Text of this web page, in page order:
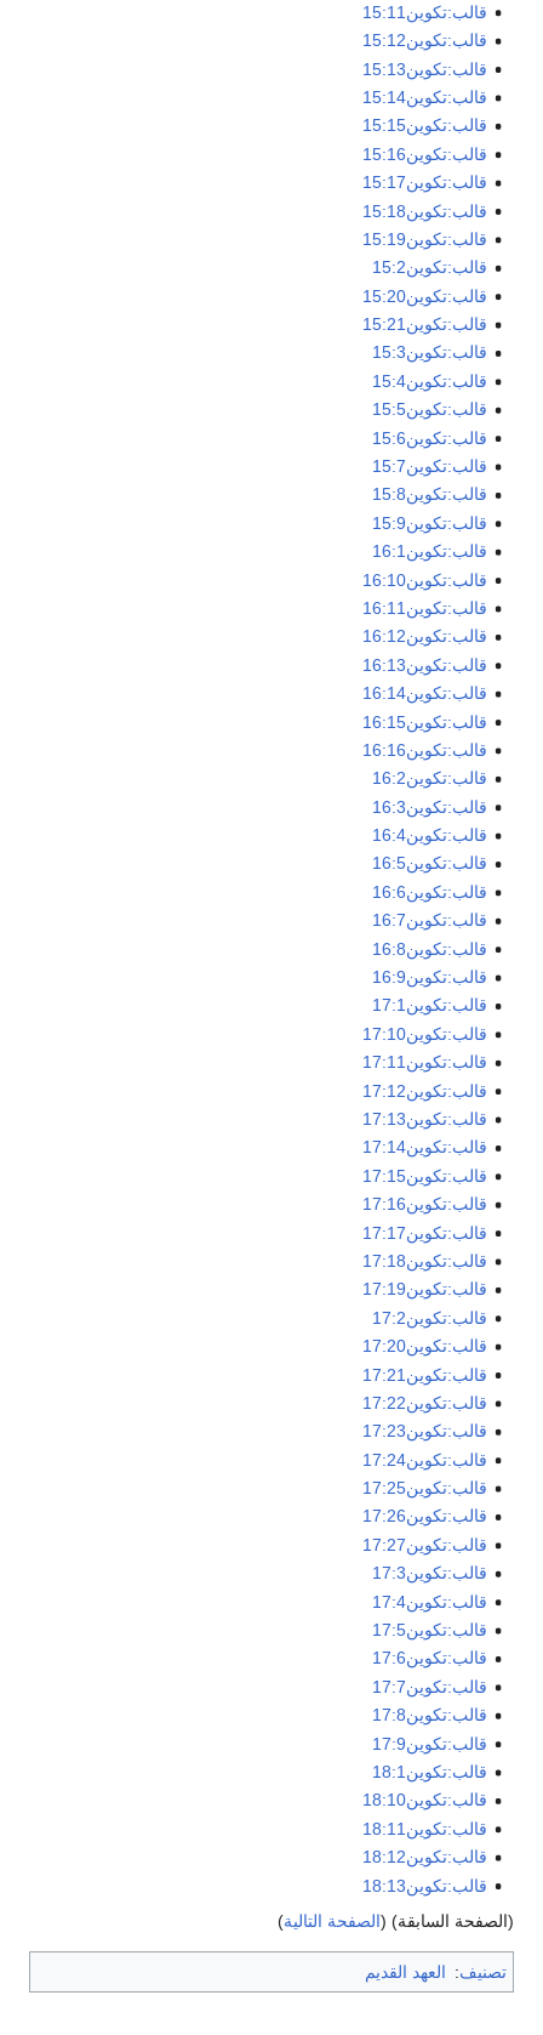
قالب:تكوين15:11
قالب:تكوين15:12
قالب:تكوين15:13
قالب:تكوين15:14
قالب:تكوين15:15
قالب:تكوين15:16
قالب:تكوين15:17
قالب:تكوين15:18
قالب:تكوين15:19
قالب:تكوين15:2
قالب:تكوين15:20
قالب:تكوين15:21
قالب:تكوين15:3
قالب:تكوين15:4
قالب:تكوين15:5
قالب:تكوين15:6
قالب:تكوين15:7
قالب:تكوين15:8
قالب:تكوين15:9
قالب:تكوين16:1
قالب:تكوين16:10
قالب:تكوين16:11
قالب:تكوين16:12
قالب:تكوين16:13
قالب:تكوين16:14
قالب:تكوين16:15
قالب:تكوين16:16
قالب:تكوين16:2
قالب:تكوين16:3
قالب:تكوين16:4
قالب:تكوين16:5
قالب:تكوين16:6
قالب:تكوين16:7
قالب:تكوين16:8
قالب:تكوين16:9
قالب:تكوين17:1
قالب:تكوين17:10
قالب:تكوين17:11
قالب:تكوين17:12
قالب:تكوين17:13
قالب:تكوين17:14
قالب:تكوين17:15
قالب:تكوين17:16
قالب:تكوين17:17
قالب:تكوين17:18
قالب:تكوين17:19
قالب:تكوين17:2
قالب:تكوين17:20
قالب:تكوين17:21
قالب:تكوين17:22
قالب:تكوين17:23
قالب:تكوين17:24
قالب:تكوين17:25
قالب:تكوين17:26
قالب:تكوين17:27
قالب:تكوين17:3
قالب:تكوين17:4
قالب:تكوين17:5
قالب:تكوين17:6
قالب:تكوين17:7
قالب:تكوين17:8
قالب:تكوين17:9
قالب:تكوين18:1
قالب:تكوين18:10
قالب:تكوين18:11
قالب:تكوين18:12
قالب:تكوين18:13
(الصفحة السابقة) (الصفحة التالية)
تصنيف: العهد القديم